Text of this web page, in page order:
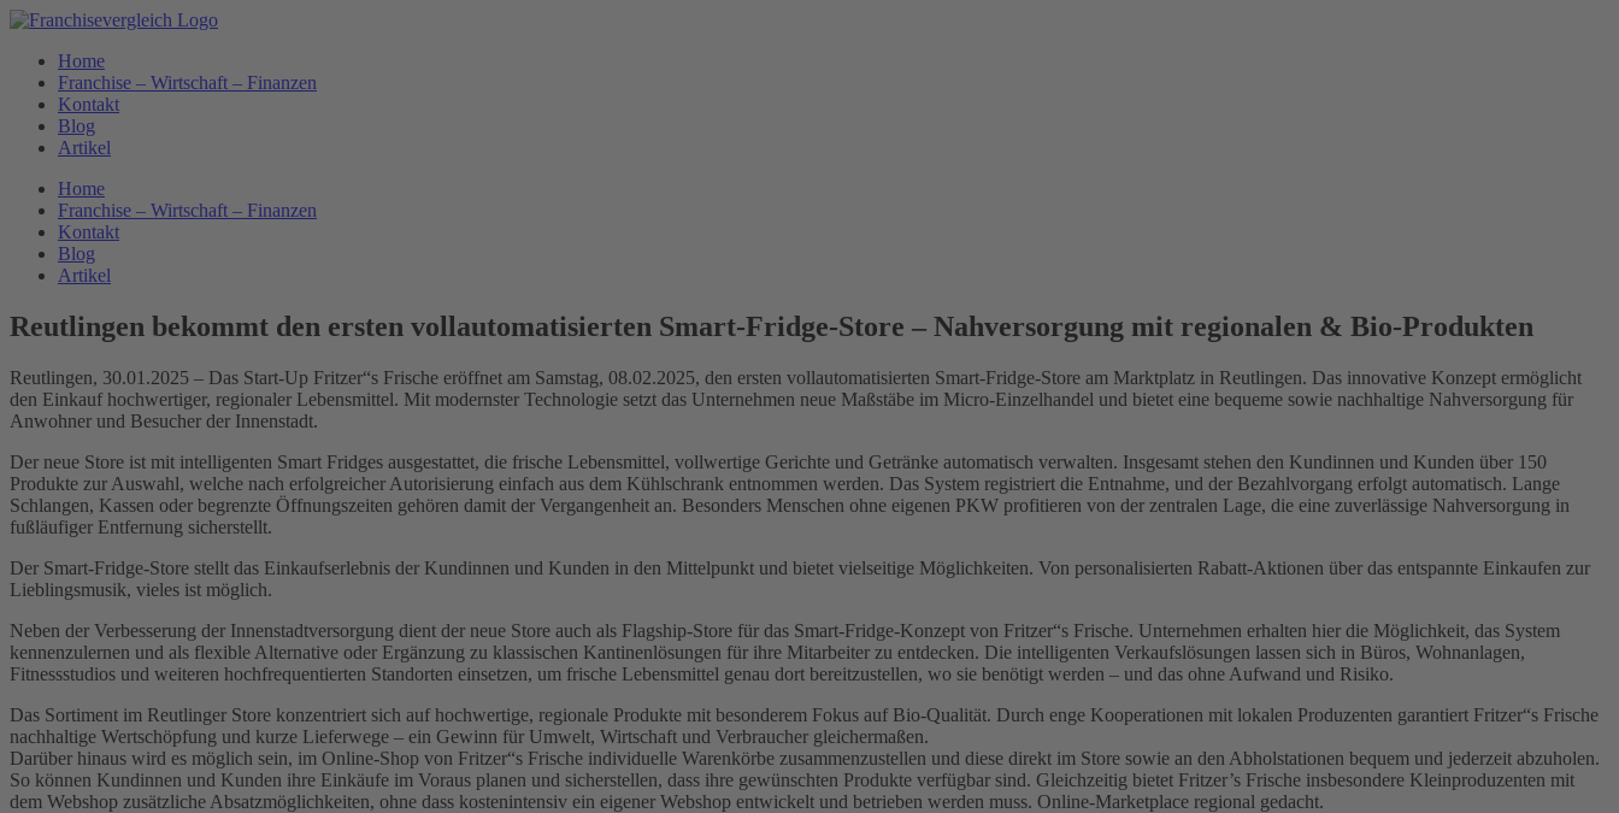
Zum
springenHome
Franchise – Wirtschaft – Finanzen
Kontakt
Blog
Artikel
Home
Franchise – Wirtschaft – Finanzen
Kontakt
Blog
Artikel
Reutlingen bekommt den ersten vollautomatisierten Smart-Fridge-Store – Nahversorgung mit regionalen & Bio-Produkten
Reutlingen, 30.01.2025 – Das Start-Up Fritzer“s Frische eröffnet am Samstag, 08.02.2025, den ersten vollautomatisierten Smart-Fridge-Store am Marktplatz in Reutlingen. Das innovative Konzept ermöglicht
den Einkauf hochwertiger, regionaler Lebensmittel. Mit modernster Technologie setzt das Unternehmen neue Maßstäbe im Micro-Einzelhandel und bietet eine bequeme sowie nachhaltige Nahversorgung für
Anwohner und Besucher der Innenstadt.
Der neue Store ist mit intelligenten Smart Fridges ausgestattet, die frische Lebensmittel, vollwertige Gerichte und Getränke automatisch verwalten. Insgesamt stehen den Kundinnen und Kunden über 150
Produkte zur Auswahl, welche nach erfolgreicher Autorisierung einfach aus dem Kühlschrank entnommen werden. Das System registriert die Entnahme, und der Bezahlvorgang erfolgt automatisch. Lange
Schlangen, Kassen oder begrenzte Öffnungszeiten gehören damit der Vergangenheit an. Besonders Menschen ohne eigenen PKW profitieren von der zentralen Lage, die eine zuverlässige Nahversorgung in
fußläufiger Entfernung sicherstellt.
Der Smart-Fridge-Store stellt das Einkaufserlebnis der Kundinnen und Kunden in den Mittelpunkt und bietet vielseitige Möglichkeiten. Von personalisierten Rabatt-Aktionen über das entspannte Einkaufen zur
Lieblingsmusik, vieles ist möglich.
Neben der Verbesserung der Innenstadtversorgung dient der neue Store auch als Flagship-Store für das Smart-Fridge-Konzept von Fritzer“s Frische. Unternehmen erhalten hier die Möglichkeit, das System
kennenzulernen und als flexible Alternative oder Ergänzung zu klassischen Kantinenlösungen für ihre Mitarbeiter zu entdecken. Die intelligenten Verkaufslösungen lassen sich in Büros, Wohnanlagen,
Fitnessstudios und weiteren hochfrequentierten Standorten einsetzen, um frische Lebensmittel genau dort bereitzustellen, wo sie benötigt werden – und das ohne Aufwand und Risiko.
Das Sortiment im Reutlinger Store konzentriert sich auf hochwertige, regionale Produkte mit besonderem Fokus auf Bio-Qualität. Durch enge Kooperationen mit lokalen Produzenten garantiert Fritzer“s Frische
nachhaltige Wertschöpfung und kurze Lieferwege – ein Gewinn für Umwelt, Wirtschaft und Verbraucher gleichermaßen.
Darüber hinaus wird es möglich sein, im Online-Shop von Fritzer“s Frische individuelle Warenkörbe zusammenzustellen und diese direkt im Store sowie an den Abholstationen bequem und jederzeit abzuholen.
So können Kundinnen und Kunden ihre Einkäufe im Voraus planen und sicherstellen, dass ihre gewünschten Produkte verfügbar sind. Gleichzeitig bietet Fritzer’s Frische insbesondere Kleinproduzenten mit
dem Webshop zusätzliche Absatzmöglichkeiten, ohne dass kostenintensiv ein eigener Webshop entwickelt und betrieben werden muss. Online-Marketplace regional gedacht.